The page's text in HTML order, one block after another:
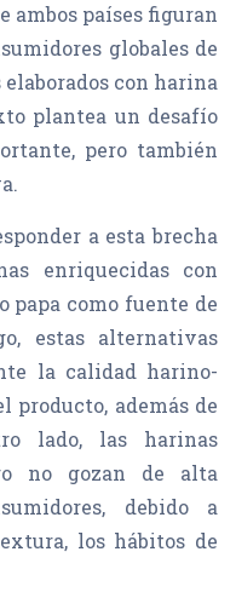
ambos países figuran
globales de
con harina
plantea un desafío
pero también
a esta brecha
enriquecidas con
papa como fuente de
estas alternativas
la calidad harino-
producto, además de
lado, las harinas
no gozan de alta
debido a
los hábitos de